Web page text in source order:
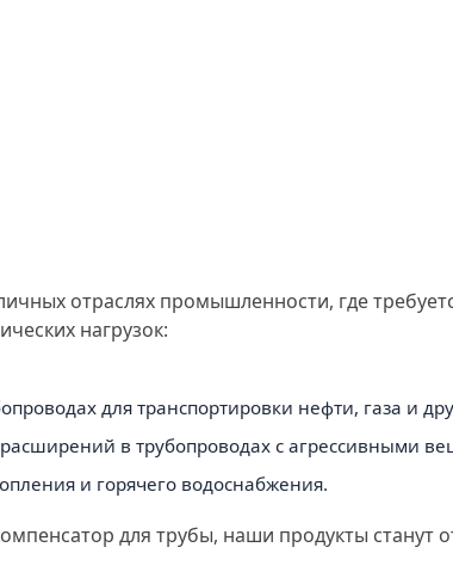
отраслях промышленности, где
нагрузок:
для транспортировки нефти, газа и
в трубопроводах с агрессивными
и горячего водоснабжения.
для трубы, наши продукты